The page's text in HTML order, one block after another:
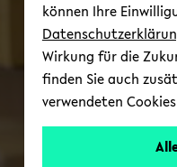
können Ihre
Wirkung für die
finden Sie auch
verwendeten